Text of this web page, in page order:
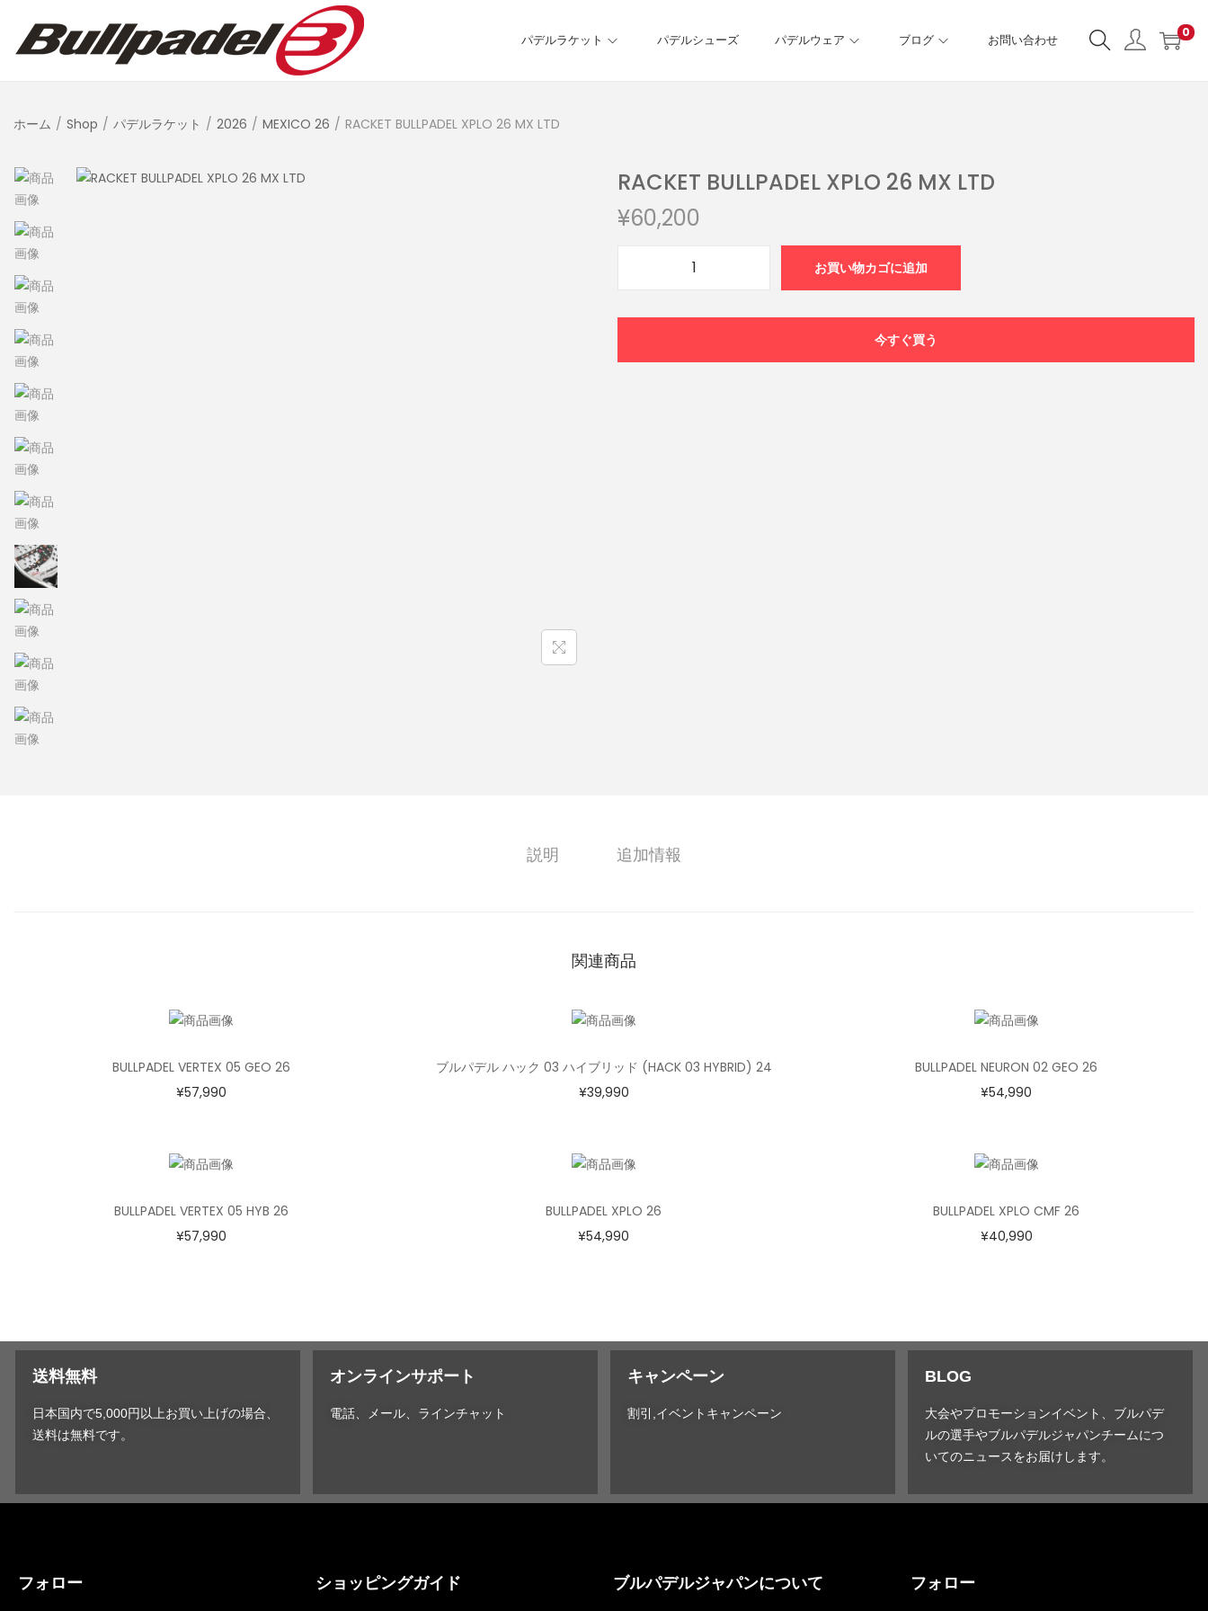
パデルラケット パデルシューズ パデルウェア ブログ お問い合わせ 0
ホーム / Shop / パデルラケット / 2026 / MEXICO 26 / RACKET BULLPADEL XPLO 26 MX LTD
RACKET BULLPADEL XPLO 26 MX LTD
¥60,200
お買い物カゴに追加
今すぐ買う
説明 追加情報
関連商品
BULLPADEL VERTEX 05 GEO 26
¥57,990
ブルパデル ハック 03 ハイブリッド (HACK 03 HYBRID) 24
¥39,990
BULLPADEL NEURON 02 GEO 26
¥54,990
BULLPADEL VERTEX 05 HYB 26
¥57,990
BULLPADEL XPLO 26
¥54,990
BULLPADEL XPLO CMF 26
¥40,990
送料無料
日本国内で5,000円以上お買い上げの場合、
送料は無料です。
オンラインサポート
電話、メール、ラインチャット
キャンペーン
割引,イベントキャンペーン
BLOG
大会やプロモーションイベント、ブルパデ
ルの選手やブルパデルジャパンチームにつ
いてのニュースをお届けします。
フォロー ショッピングガイド ブルパデルジャパンについて フォロー